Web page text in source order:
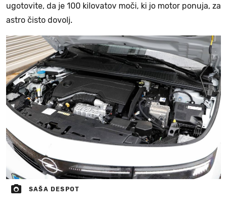
ugotovite, da je 100 kilovatov moči, ki jo motor ponuja, za
astro čisto dovolj.
SAŠA DESPOT